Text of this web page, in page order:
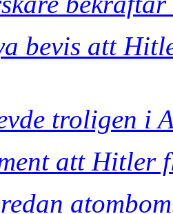
bevis att
troligen i
att Hitler